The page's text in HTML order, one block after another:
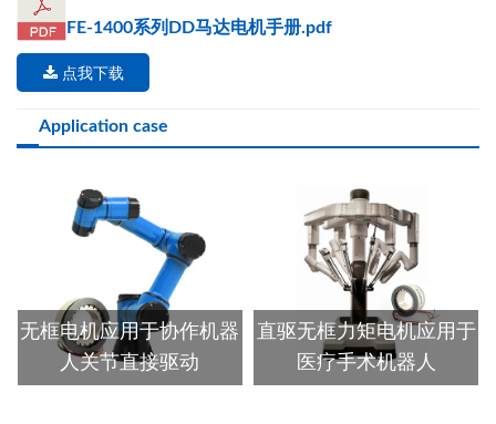
FE-1400系列DD马达电机手册.pdf
点我下载
Application case
无框电机应用于协作机器
人关节直接驱动
直驱无框力矩电机应用于
医疗手术机器人